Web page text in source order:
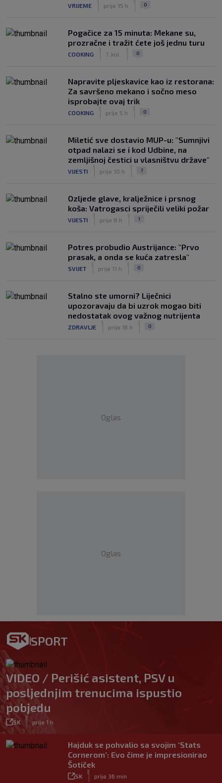
VRIJEME prije 15 h 0
Pogačice za 15 minuta: Mekane su,
prozračne i tražit ćete još jednu turu
COOKING 7. kol. 0
Napravite pljeskavice kao iz restorana:
Za savršeno mekano i sočno meso
isprobajte ovaj trik
COOKING prije 5 h 0
Miletić sve dostavio MUP-u: "Sumnjivi
otpad nalazi se i kod Udbine, na
zemljišnoj čestici u vlasništvu države"
VIJESTI prije 10 h 7
Ozljede glave, kralježnice i prsnog
koša: Vatrogasci spriječili veliki požar
VIJESTI prije 8 h 1
Potres probudio Austrijance: "Prvo
prasak, a onda se kuća zatresla"
SVIJET prije 11 h 0
Stalno ste umorni? Liječnici
upozoravaju da bi uzrok mogao biti
nedostatak ovog važnog nutrijenta
ZDRAVLJE prije 16 h 0
Oglas
Oglas
SPORT
VIDEO / Perišić asistent, PSV u
posljednjim trenucima ispustio
pobjedu
SK prije 1 h
Hajduk se pohvalio sa svojim ‘Stats
Cornerom’: Evo čime je impresionirao
Šotiček
SK prije 36 min